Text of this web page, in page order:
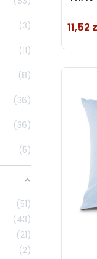
3
11
8
36
36
5
51
43
21
2
Cena
11,52